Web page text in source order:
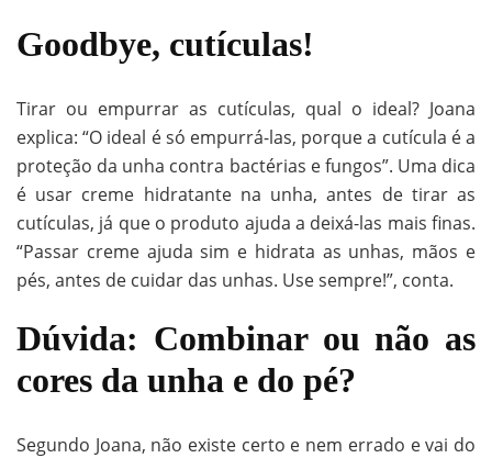
Goodbye, cutículas!
Tirar ou empurrar as cutículas, qual o ideal? Joana
explica: “O ideal é só empurrá-las, porque a cutícula é a
proteção da unha contra bactérias e fungos”. Uma dica
é usar creme hidratante na unha, antes de tirar as
cutículas, já que o produto ajuda a deixá-las mais finas.
“Passar creme ajuda sim e hidrata as unhas, mãos e
pés, antes de cuidar das unhas. Use sempre!”, conta.
Dúvida: Combinar ou não as
cores da unha e do pé?
Segundo Joana, não existe certo e nem errado e vai do